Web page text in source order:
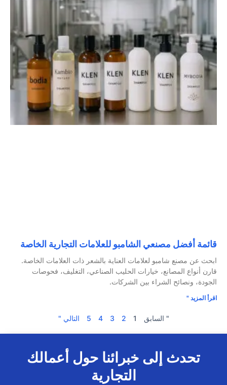
قائمة أفضل مصنعي الشامبو للعلامات التجارية الخاصة
ابحث عن مصنع شامبو لعلامات العناية بالشعر ذات العلامات الخاصة.
قارن أنواع المصانع، خيارات الحليب الصناعي، التغليف، فحوصات
الجودة، ونصائح الشراء بين الشركات.
اقرأ المزيد "
" السابق 1
2
3
4
5 التالي "
تحدث إلى خبرائنا حول أعمالك
التجارية